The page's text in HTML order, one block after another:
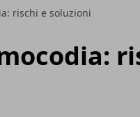
rischi e soluzioni